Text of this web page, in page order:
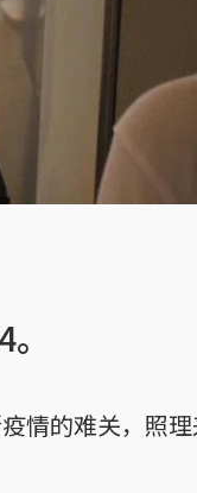
情的难关，照